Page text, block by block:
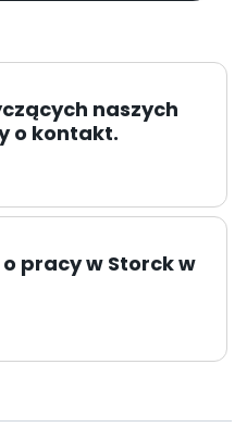
naszych
o kontakt.
pracy w Storck w